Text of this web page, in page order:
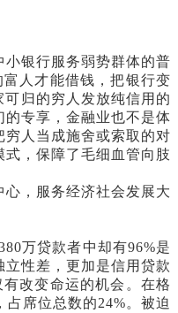
银行服务弱势群体的普
人才能借钱，把银行变
归的穷人发放纯信用的
专享，金融业也不是体
人当成施舍或索取的对
，保障了毛细血管向肢
，服务经济社会发展大
万贷款者中却有96%是
性差，更加是信用贷款
改变命运的机会。在格
席位总数的24%。被迫